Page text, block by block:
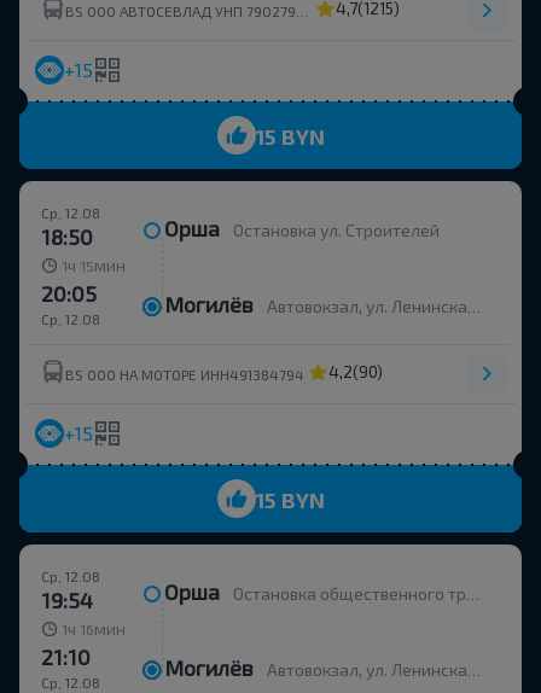
4,7(1215)
+15
15 BYN
Ср, 12.08
18:50 Орша Остановка ул. Строителей
1ч 15 мин
Ср, 12.08
20:05 Могилёв Автовокзал, ул. Ленинская 93, платформа 6
BS ООО НА МОТОРЕ ИНН491384794 4,2(90)
+15
15 BYN
Ср, 12.08
19:54 Орша Остановка общественного транспорта Улица Строителей
1ч 16 мин
Ср, 12.08
21:10 Могилёв Автовокзал, ул. Ленинская 93